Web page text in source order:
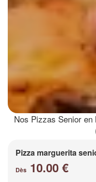
Nos Pizzas Senior
Pizza marguerita
Dès 10.00 €